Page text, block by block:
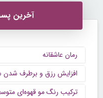
آخرین
رمان عاشقانه
افزایش رزق و برطرف
ترکیب رنگ مو قهوه‌ای